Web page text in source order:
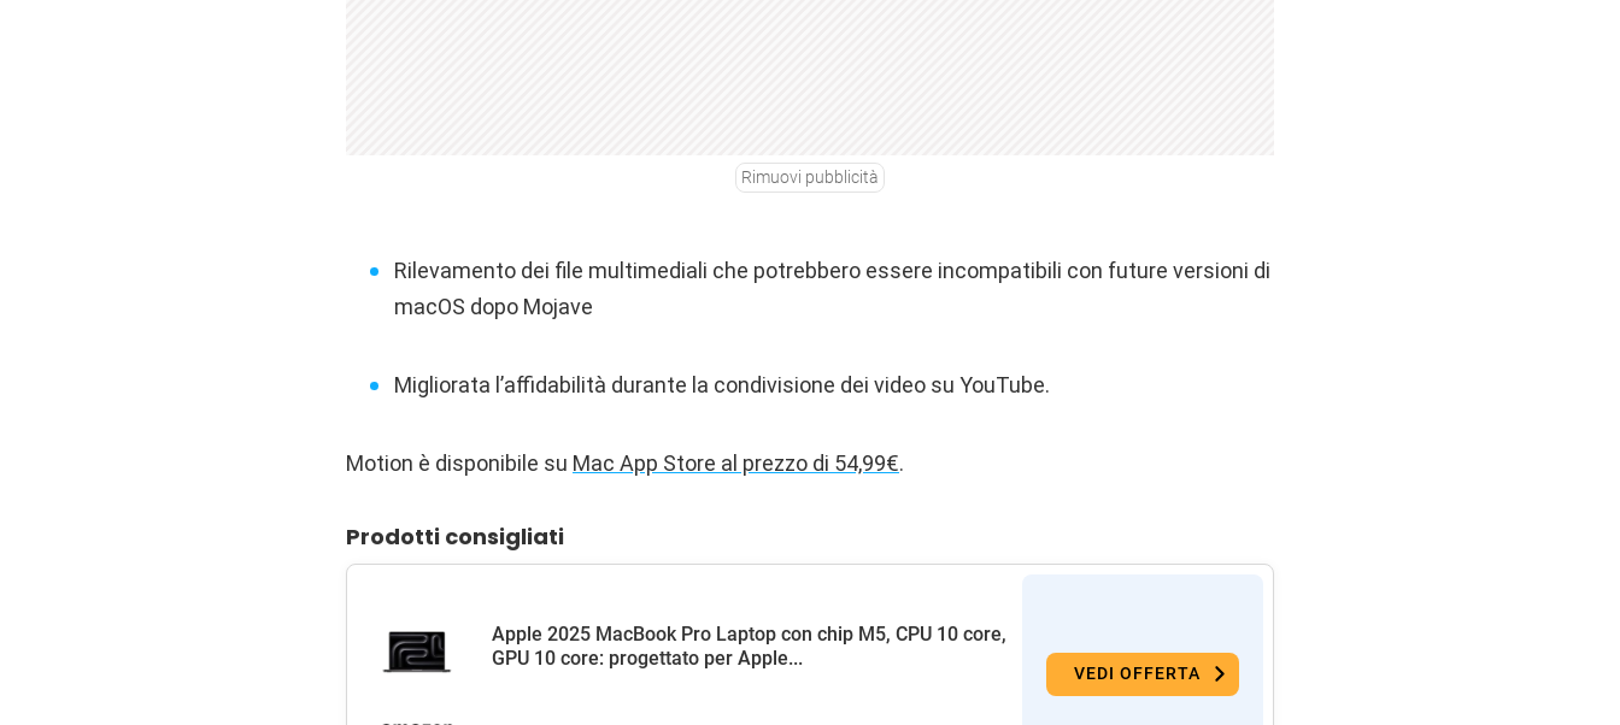
Rimuovi pubblicità
Rilevamento dei file multimediali che potrebbero essere incompatibili con future versioni di
macOS dopo Mojave
Migliorata l’affidabilità durante la condivisione dei video su YouTube.
Motion è disponibile su Mac App Store al prezzo di 54,99€.
Prodotti consigliati
Apple 2025 MacBook Pro Laptop con chip M5, CPU 10 core,
GPU 10 core: progettato per Apple...
VEDI OFFERTA